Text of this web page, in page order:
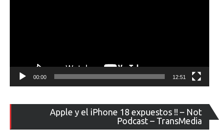
00:00 12:51
Apple y el iPhone 18 expuestos !! – Not
Podcast – TransMedia
de